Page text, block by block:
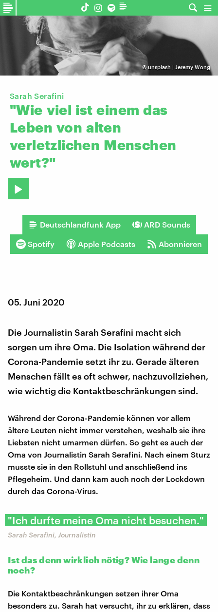
© unsplash | Jeremy Wong
Sarah Serafini
"Wie viel ist einem das
Leben von alten
verletzlichen Menschen
wert?"
Deutschlandfunk App ARD Sounds
Spotify Apple Podcasts Abonnieren
05. Juni 2020
Die Journalistin Sarah Serafini macht sich
sorgen um ihre Oma. Die Isolation während der
Corona-Pandemie setzt ihr zu. Gerade älteren
Menschen fällt es oft schwer, nachzuvollziehen,
wie wichtig die Kontaktbeschränkungen sind.
Während der Corona-Pandemie können vor allem
ältere Leuten nicht immer verstehen, weshalb sie ihre
Liebsten nicht umarmen dürfen. So geht es auch der
Oma von Journalistin Sarah Serafini. Nach einem Sturz
musste sie in den Rollstuhl und anschließend ins
Pflegeheim. Und dann kam auch noch der Lockdown
durch das Corona-Virus.
"Ich durfte meine Oma nicht besuchen."
Sarah Serafini, Journalistin
Ist das denn wirklich nötig? Wie lange denn
noch?
Die Kontaktbeschränkungen setzen ihrer Oma
besonders zu. Sarah hat versucht, ihr zu erklären, dass